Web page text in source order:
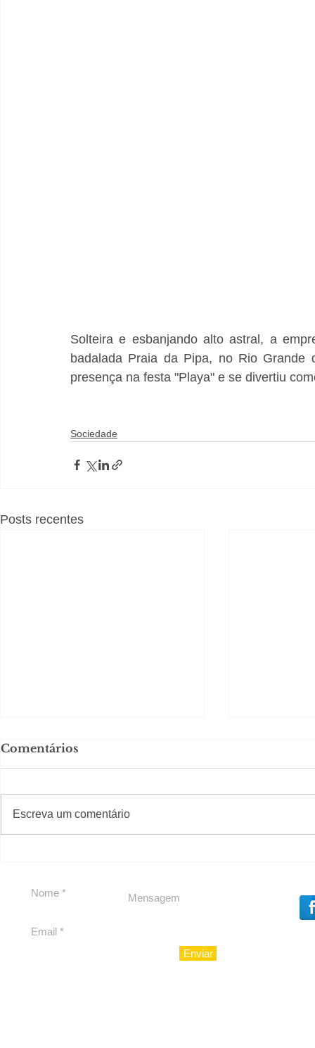
Solteira e esbanjando alto astral, a
badalada Praia da Pipa, no Rio
presença na festa "Playa" e se divertiu
Sociedade
Posts recentes
Solteirou!
Comentários
Escreva um comentário
#Sugestões
Enviar